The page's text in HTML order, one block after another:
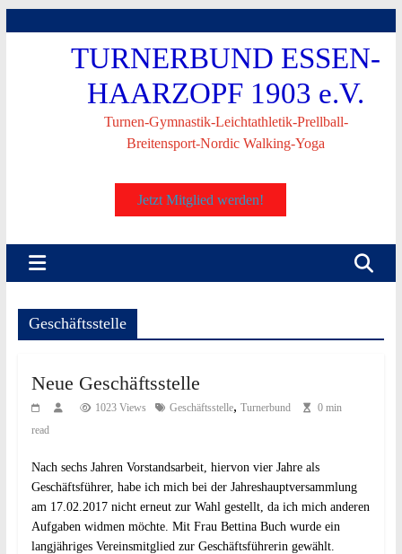
TURNERBUND ESSEN-
HAARZOPF 1903 e.V.
Turnen-Gymnastik-Leichtathletik-Prellball-
Breitensport-Nordic Walking-Yoga
Jetzt Mitglied werden!
Geschäftsstelle
Neue Geschäftsstelle
1023 Views Geschäftsstelle, Turnerbund
0 min
read
Nach sechs Jahren Vorstandsarbeit, hiervon vier Jahre als
Geschäftsführer, habe ich mich bei der Jahreshauptversammlung
am 17.02.2017 nicht erneut zur Wahl gestellt, da ich mich anderen
Aufgaben widmen möchte. Mit Frau Bettina Buch wurde ein
langjähriges Vereinsmitglied zur Geschäftsführerin gewählt.